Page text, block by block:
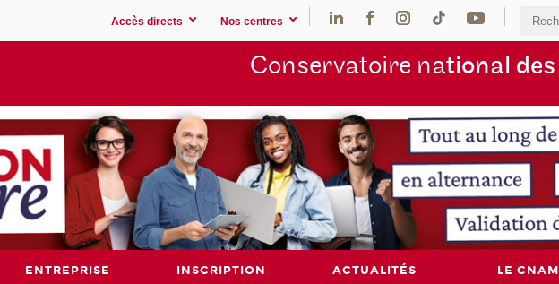
Accès directs Nos centres
Conservatoire national des
ENTREPRISE INSCRIPTION ACTUALITÉS LE CNAM